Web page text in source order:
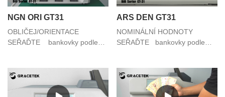
NGN ORI GT31
OBLIČEJ/ORIENTACE
SEŘAĎTE bankovky podle
ARS DEN GT31
NOMINÁLNÍ HODNOTY
SEŘAĎTE bankovky podle